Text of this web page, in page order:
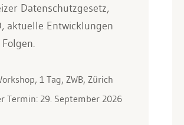
Datenschutzgesetz,
aktuelle Entwicklungen
1 Tag, ZWB, Zürich
Termin: 29. September 2026